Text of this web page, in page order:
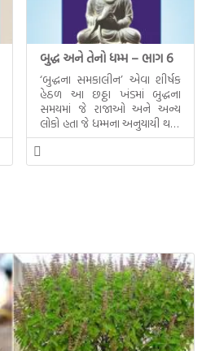
બુદ્ધ અને તેનો ધમ્મ – ભાગ 6
‘બુદ્ધના સમકાલીન’ એવા શીર્ષક
હેઠળ આ છઠ્ઠા ખંડમાં બુદ્ધના
સમયમાં જે રાજાઓ અને અન્ય
લોકો હતા જે ધમ્મના અનુયાયી થયા.
તેમનો અને બુદ્ધ વચ્ચે થયેલો